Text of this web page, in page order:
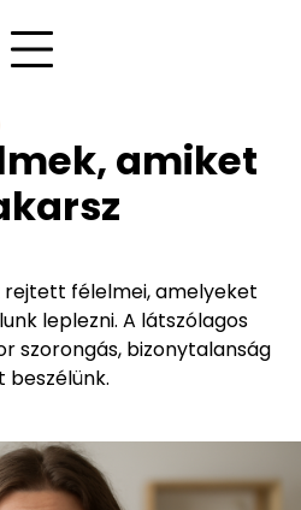
amiket
rejtett félelmei, amelyeket
leplezni. A látszólagos
szorongás, bizonytalanság
beszélünk.